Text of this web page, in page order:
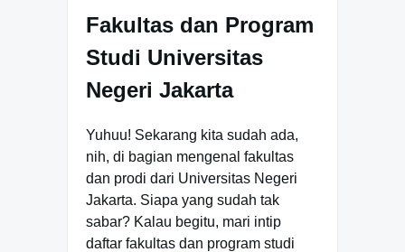
Fakultas dan Program
Studi Universitas
Negeri Jakarta
Yuhuu! Sekarang kita sudah ada,
nih, di bagian mengenal fakultas
dan prodi dari Universitas Negeri
Jakarta. Siapa yang sudah tak
sabar? Kalau begitu, mari intip
daftar fakultas dan program studi